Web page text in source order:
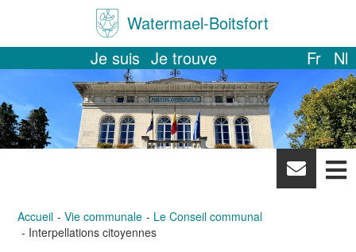
Watermael-Boitsfort
Je suis Je trouve Fr Nl
News
Accueil Vie communale
Le Conseil communal
Interpellations citoyennes